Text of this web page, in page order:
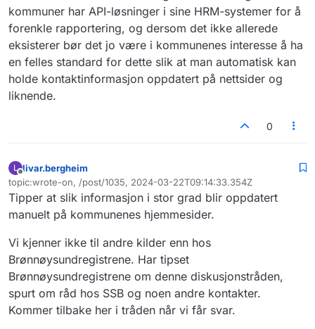
kommuner har API-løsninger i sine HRM-systemer for å
forenkle rapportering, og dersom det ikke allerede
eksisterer bør det jo være i kommunenes interesse å ha
en felles standard for dette slik at man automatisk kan
holde kontaktinformasjon oppdatert på nettsider og
liknende.
0
L
Frakoblet
livar.bergheim
topic:wrote-on, /post/1035, 2024-03-22T09:14:33.354Z
Sist endret av
Tipper at slik informasjon i stor grad blir oppdatert
manuelt på kommunenes hjemmesider.
Vi kjenner ikke til andre kilder enn hos
Brønnøysundregistrene. Har tipset
Brønnøysundregistrene om denne diskusjonstråden,
spurt om råd hos SSB og noen andre kontakter.
Kommer tilbake her i tråden når vi får svar.